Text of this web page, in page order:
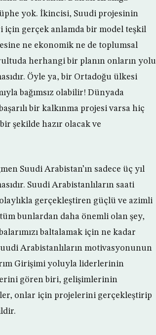
yok. İkincisi, Suudi projesinin
için gerçek anlamda bir model teşkil
ne ekonomik ne de toplumsal
herhangi bir planın onların yolu
Öyle ya, bir Ortadoğu ülkesi
bağımsız olabilir! Dünyada
bir kalkınma projesi varsa hiç
şekilde hazır olacak ve
Suudi Arabistan’ın sadece üç yıl
Suudi Arabistanlıların saati
gerçekleştiren güçlü ve azimli
bunlardan daha önemli olan şey,
baltalamak için ne kadar
Arabistanlıların motivasyonunun
Girişimi yoluyla liderlerinin
gören biri, gelişimlerinin
onlar için projelerini gerçekleştirip